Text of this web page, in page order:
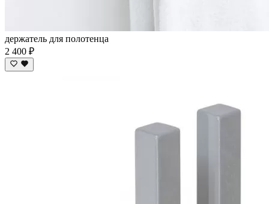
держатель для полотенца
2 400 ₽